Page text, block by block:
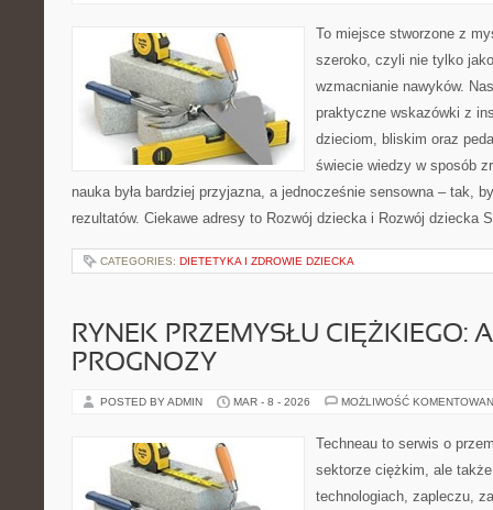
To miejsce stworzone z
szeroko, czyli nie tylko
wzmacnianie nawyków.
praktyczne wskazówki z
dzieciom, bliskim oraz
świecie wiedzy w sposób
nauka była bardziej przyjazna, a jednocześnie sensowna – tak,
rezultatów. Ciekawe adresy to Rozwój dziecka i Rozwój dziecka
CATEGORIES: DIETETYKA I ZDROWIE DZIECKA
RYNEK PRZEMYSŁU CIĘŻKIEGO:
PROGNOZY
POSTED BY ADMIN MAR - 8 - 2026 MOŻLIWOŚĆ
Techneau to serwis o
sektorze ciężkim, ale
technologiach, zapleczu,